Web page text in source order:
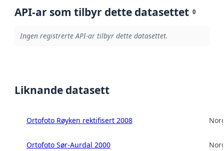
API-ar som tilbyr dette datasettet 0
Ingen registrerte API-ar tilbyr dette datasettet.
Liknande datasett
Ortofoto Røyken rektifisert 2008
Ortofoto Sør-Aurdal 2000